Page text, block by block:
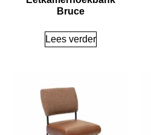
Bruce
Lees verder